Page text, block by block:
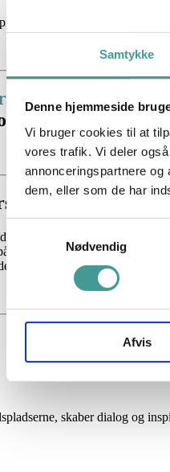
Samtykke
Denne hjemmeside
Vi bruger cookies til at
vores trafik. Vi deler
annonceringspartnere og
dem, eller som de har
Nødvendig
Afvis
afbrydelser i løbet af
ugentligt
YouGov, 2015.
hvor du kan finde ro.
dagen, hvor du tjekker din
så kan det give ro og
skaber dialog og